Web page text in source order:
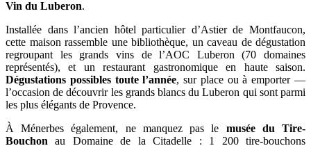
Vin du Luberon.
Installée dans l’ancien hôtel particulier d’Astier de Montfaucon,
cette maison rassemble une bibliothèque, un caveau de dégustation
regroupant les grands vins de l’AOC Luberon (70 domaines
représentés), et un restaurant gastronomique en haute saison.
Dégustations possibles toute l’année, sur place ou à emporter —
l’occasion de découvrir les grands blancs du Luberon qui sont parmi
les plus élégants de Provence.
À Ménerbes également, ne manquez pas le musée du Tire-
Bouchon au Domaine de la Citadelle : 1 200 tire-bouchons